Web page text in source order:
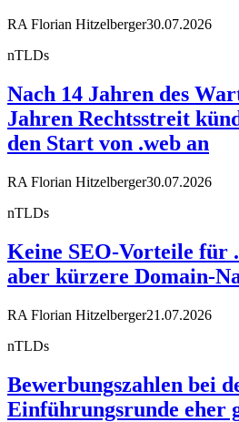
RA Florian Hitzelberger30.07.2026
nTLDs
Nach 14 Jahren des
Jahren Rechtsstreit
den Start von .web an
RA Florian Hitzelberger30.07.2026
nTLDs
Keine SEO-Vorteile für
aber kürzere Domain-
RA Florian Hitzelberger21.07.2026
nTLDs
Bewerbungszahlen bei
Einführungsrunde eher